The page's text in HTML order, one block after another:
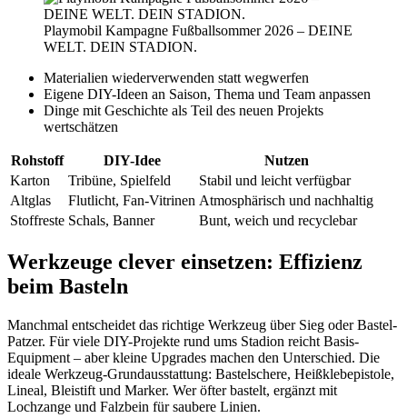
Playmobil Kampagne Fußballsommer 2026 – DEINE
WELT. DEIN STADION.
Materialien wiederverwenden statt wegwerfen
Eigene DIY-Ideen an Saison, Thema und Team anpassen
Dinge mit Geschichte als Teil des neuen Projekts
wertschätzen
Rohstoff DIY-Idee
Nutzen
Karton
Tribüne, Spielfeld
Stabil und leicht verfügbar
Altglas
Flutlicht, Fan-Vitrinen Atmosphärisch und nachhaltig
Stoffreste Schals, Banner Bunt, weich und recyclebar
Werkzeuge clever einsetzen: Effizienz
beim Basteln
Manchmal entscheidet das richtige Werkzeug über Sieg oder Bastel-
Patzer. Für viele DIY-Projekte rund ums Stadion reicht Basis-
Equipment – aber kleine Upgrades machen den Unterschied. Die
ideale Werkzeug-Grundausstattung: Bastelschere, Heißklebepistole,
Lineal, Bleistift und Marker. Wer öfter bastelt, ergänzt mit
Lochzange und Falzbein für saubere Linien.